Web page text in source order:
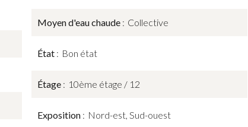
Moyen d'eau chaude Collective
État Bon état
Étage 10ème étage / 12
Exposition Nord-est, Sud-ouest